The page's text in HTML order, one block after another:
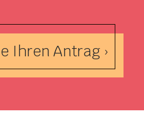
Ihren Antrag ›